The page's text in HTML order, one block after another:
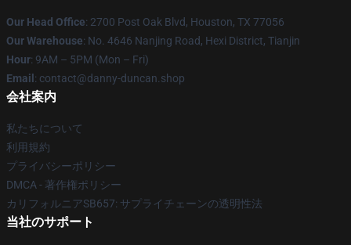
Our Head Office: 2700 Post Oak Blvd, Houston, TX 77056
Our Warehouse: No. 4646 Nanjing Road, Hexi District, Tianjin
Hour: 9AM – 5PM (Mon – Fri)
Email : contact@danny-duncan.shop
会社案内
私たちについて
利用規約
プライバシーポリシー
DMCA - 著作権ポリシー
カリフォルニアSB657: サプライチェーンの透明性法
当社のサポート